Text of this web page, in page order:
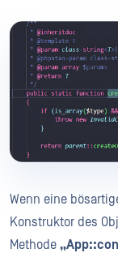
Wenn eine
Konstruktor des
Methode